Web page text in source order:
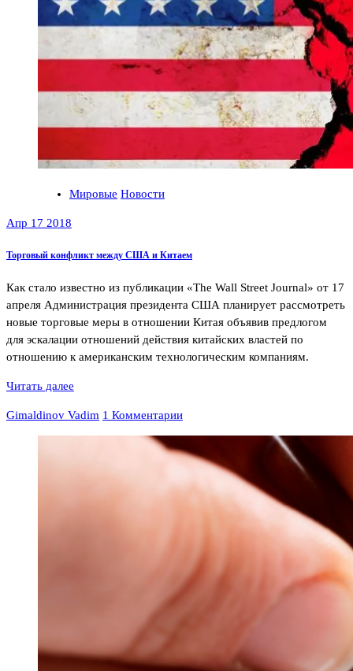
Мировые Новости
Апр 17 2018
Торговый конфликт между США и Китаем
Как стало известно из публикации «The Wall Street Journal» от 17
апреля Администрация президента США планирует рассмотреть
новые торговые меры в отношении Китая объявив предлогом
для эскалации отношений действия китайских властей по
отношению к американским технологическим компаниям.
Читать далее
Gimaldinov Vadim 1 Комментарии